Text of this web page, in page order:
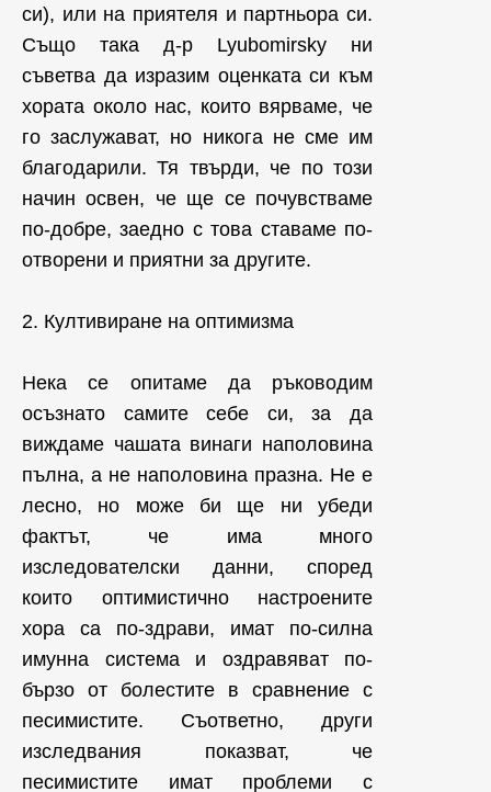
си), или на приятеля и партньора си.
Също така д-р Lyubomirsky ни
съветва да изразим оценката си към
хората около нас, които вярваме, че
го заслужават, но никога не сме им
благодарили. Тя твърди, че по този
начин освен, че ще се почувстваме
по-добре, заедно с това ставаме по-
отворени и приятни за другите.
2. Култивиране на оптимизма
Нека се опитаме да ръководим
осъзнато самите себе си, за да
виждаме чашата винаги наполовина
пълна, а не наполовина празна. Не е
лесно, но може би ще ни убеди
фактът, че има много
изследователски данни, според
които оптимистично настроените
хора са по-здрави, имат по-силна
имунна система и оздравяват по-
бързо от болестите в сравнение с
песимистите. Съответно, други
изследвания показват, че
песимистите имат проблеми с